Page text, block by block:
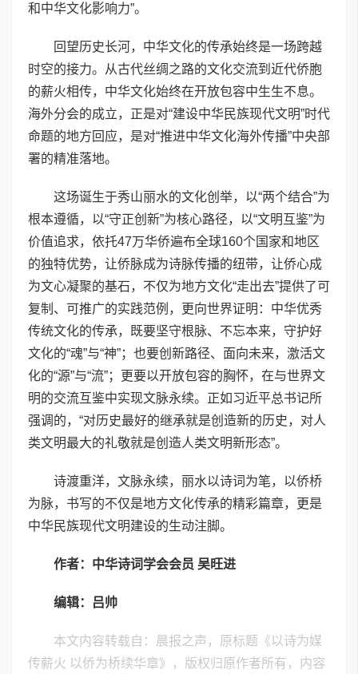
和中华文化影响力”。
回望历史长河，中华文化的传承始终是一场跨越
时空的接力。从古代丝绸之路的文化交流到近代侨胞
的薪火相传，中华文化始终在开放包容中生生不息。
海外分会的成立，正是对“建设中华民族现代文明”时代
命题的地方回应，是对“推进中华文化海外传播”中央部
署的精准落地。
这场诞生于秀山丽水的文化创举，以“两个结合”为
根本遵循，以“守正创新”为核心路径，以“文明互鉴”为
价值追求，依托47万华侨遍布全球160个国家和地区
的独特优势，让侨脉成为诗脉传播的纽带，让侨心成
为文心凝聚的基石，不仅为地方文化“走出去”提供了可
复制、可推广的实践范例，更向世界证明：中华优秀
传统文化的传承，既要坚守根脉、不忘本来，守护好
文化的“魂”与“神”；也要创新路径、面向未来，激活文
化的“源”与“流”；更要以开放包容的胸怀，在与世界文
明的交流互鉴中实现文脉永续。正如习近平总书记所
强调的，“对历史最好的继承就是创造新的历史，对人
类文明最大的礼敬就是创造人类文明新形态”。
诗渡重洋，文脉永续，丽水以诗词为笔，以侨桥
为脉，书写的不仅是地方文化传承的精彩篇章，更是
中华民族现代文明建设的生动注脚。
作者：中华诗词学会会员 吴旺进
编辑：吕帅
本文内容转载自：晨报之声，原标题《以诗为媒
传薪火 以侨为桥续华章》，版权归原作者所有，内容